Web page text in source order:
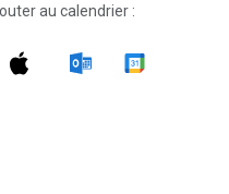
au calendrier :